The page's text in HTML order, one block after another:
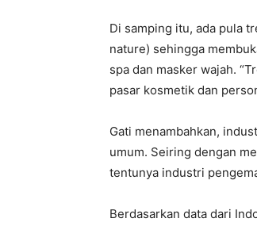
Di samping itu, ada pula
nature) sehingga
spa dan masker wajah.
pasar kosmetik dan
Gati menambahkan,
umum. Seiring dengan
tentunya industri
Berdasarkan data dari